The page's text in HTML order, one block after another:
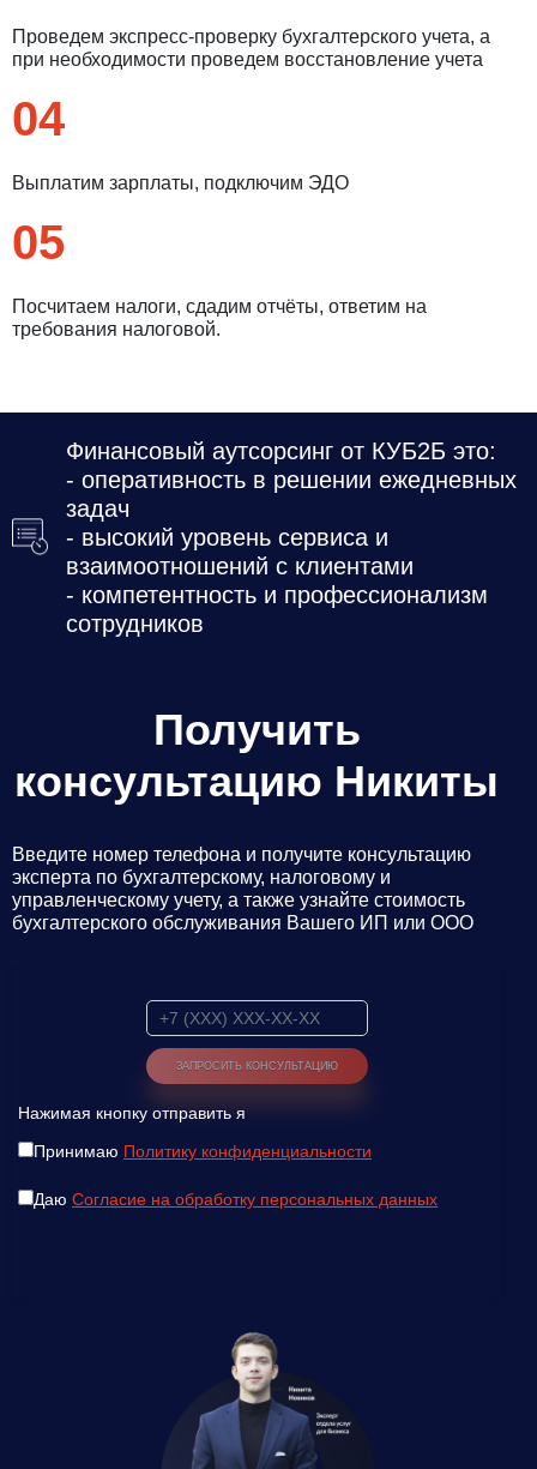
Проведем экспресс-проверку бухгалтерского учета, а
при необходимости проведем восстановление учета
04
Выплатим зарплаты, подключим ЭДО
05
Посчитаем налоги, сдадим отчёты, ответим на
требования налоговой.
Финансовый аутсорсинг от КУБ2Б это:
- оперативность в решении ежедневных
задач
- высокий уровень сервиса и
взаимоотношений с клиентами
- компетентность и профессионализм
сотрудников
Получить
консультацию Никиты
Введите номер телефона и получите консультацию
эксперта по бухгалтерскому, налоговому и
управленческому учету, а также узнайте стоимость
бухгалтерского обслуживания Вашего ИП или ООО
Нажимая кнопку отправить я
Принимаю Политику конфиденциальности
Даю Согласие на обработку персональных данных
Нажимая кнопку отправить я
Политику конфиденциальности